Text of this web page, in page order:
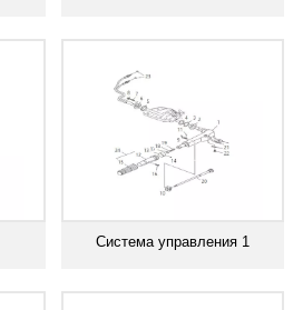
Система управления 1